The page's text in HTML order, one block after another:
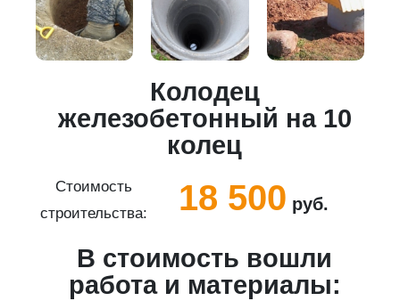
Колодец
железобетонный на 10
колец
Стоимость
строительства:
18 500 руб.
В стоимость вошли
работа и материалы: